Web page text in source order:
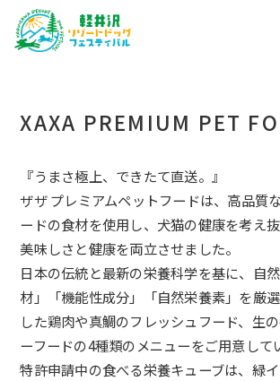
XAXA PREMIUM PET
『うまさ極上、できたて直送。』
ザザ プレミアムペットフードは、 高品質
ードの食材を使用し、 犬猫の健康を考え抜
美味しさと健康を両立させました。
日本の伝統と最新の栄養科学を基に、自
材」「機能性成分」「自然栄養素」を厳選
した鶏肉や真鯛のフレッシュフード、 生
ーフードの4種類のメニューをご用意して
特許申請中の食べる栄養キューブは、 緑